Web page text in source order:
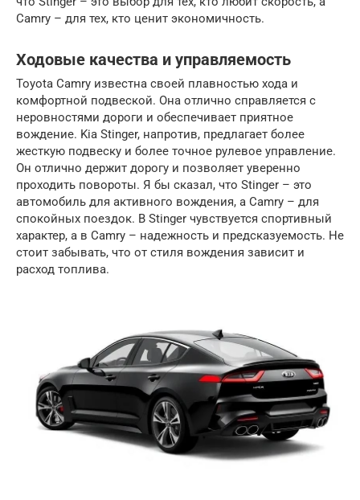
Camry – для тех, кто ценит экономичность.
Ходовые качества и управляемость
Toyota Camry известна своей плавностью хода и
комфортной подвеской. Она отлично справляется с
неровностями дороги и обеспечивает приятное
вождение. Kia Stinger, напротив, предлагает более
жесткую подвеску и более точное рулевое управление.
Он отлично держит дорогу и позволяет уверенно
проходить повороты. Я бы сказал, что Stinger – это
автомобиль для активного вождения, а Camry – для
спокойных поездок. В Stinger чувствуется спортивный
характер, а в Camry – надежность и предсказуемость. Не
стоит забывать, что от стиля вождения зависит и
расход топлива.